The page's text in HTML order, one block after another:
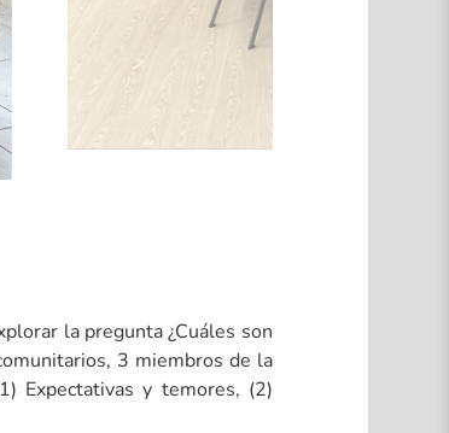
la pregunta ¿Cuáles son
3 miembros de la
Expectativas y temores, (2)